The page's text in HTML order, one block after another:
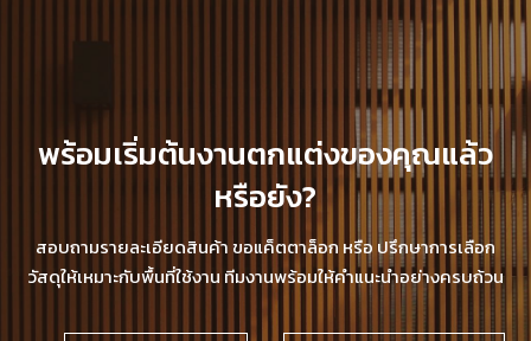
พร้อมเริ่มต้นงานตกแต่งของคุณแล้ว
หรือยัง?
สอบถามรายละเอียดสินค้า ขอแค็ตตาล็อก หรือ ปรึกษาการเลือก
วัสดุให้เหมาะกับพื้นที่ใช้งาน ทีมงานพร้อมให้คำแนะนำอย่างครบถ้วน